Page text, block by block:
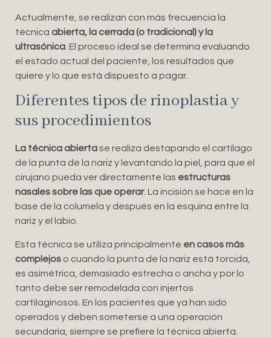
Actualmente, se realizan con más frecuencia la
técnica abierta, la cerrada (o tradicional) y la
ultrasónica . El proceso ideal se determina evaluando
el estado actual del paciente, los resultados que
quiere y lo que está dispuesto a pagar.
Diferentes tipos de rinoplastia y
sus procedimientos
La técnica abiertase realiza destapando el cartílago
de la punta de la nariz y levantando la piel, para que el
cirujano pueda ver directamente las estructuras
nasales sobre las que operar. La incisión se hace en la
base de la columela y después en la esquina entre la
nariz y el labio.
Esta técnica se utiliza principalmente en casos más
complejos o cuando la punta de la nariz está torcida,
es asimétrica, demasiado estrecha o ancha y por lo
tanto debe ser remodelada con injertos
cartilaginosos. En los pacientes que ya han sido
operados y deben someterse a una operación
secundaria, siempre se prefiere la técnica abierta.